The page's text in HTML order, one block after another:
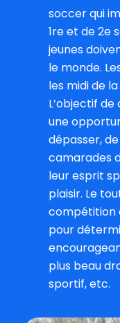
soccer qui
1re et de 2e
jeunes
le monde.
les midi de
L’objectif
une
dépasser,
camarades
leur esprit
plaisir. Le
compétition
pour
plus beau
sportif, etc.